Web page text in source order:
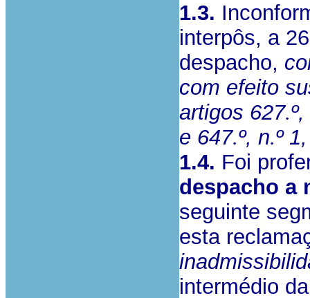
1.3.
interpôs, a
despacho,
com efeito
artigos 627.
e 647.º, n.º
1.4. Foi
despacho a
seguinte
esta
intermédio